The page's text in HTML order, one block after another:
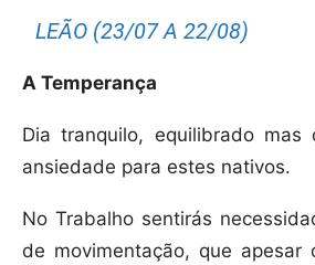
LEÃO (23/07 A 22/08)
A Temperança
Dia tranquilo, equilibrado mas
ansiedade para estes nativos.
No Trabalho sentirás
de movimentação, que apesar